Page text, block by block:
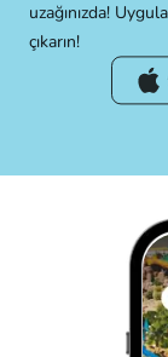
uzağınızda!
çıkarın!